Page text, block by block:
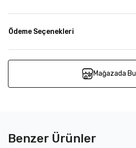
Ödeme Seçenekleri
Mağazada Bul
Benzer Ürünler